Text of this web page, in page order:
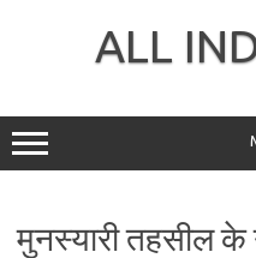
ALL
मुनस्यारी तहसील के